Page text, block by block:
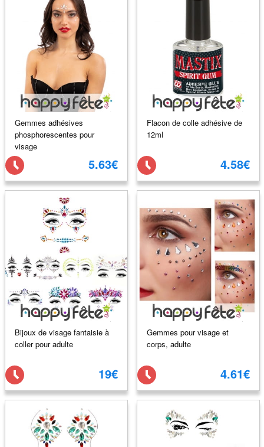
Gemmes adhésives
phosphorescentes pour
visage
5.63€
Flacon de colle adhésive de
12ml
4.58€
Bijoux de visage fantaisie à
coller pour adulte
19€
Gemmes pour visage et
corps, adulte
4.61€